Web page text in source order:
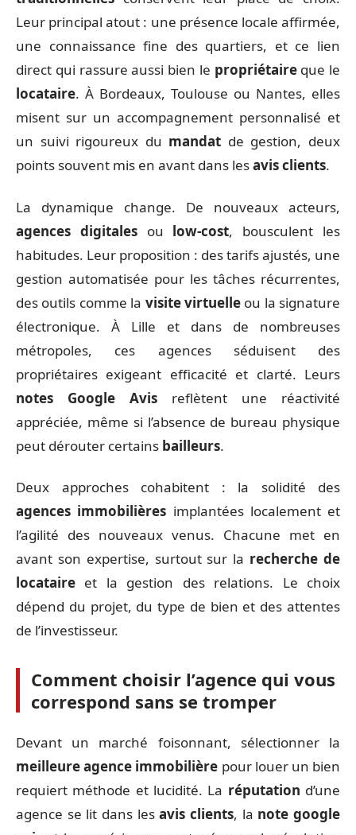
Leur principal atout : une présence locale affirmée,
une connaissance fine des quartiers, et ce lien
direct qui rassure aussi bien le propriétaireque le
locataire. À Bordeaux, Toulouse ou Nantes, elles
misent sur un accompagnement personnalisé et
un suivi rigoureux du mandat de gestion, deux
points souvent mis en avant dans lesavis clients.
La dynamique change. De nouveaux acteurs,
agences digitalesou low-cost, bousculent les
habitudes. Leur proposition : des tarifs ajustés, une
gestion automatisée pour les tâches récurrentes,
des outils comme la visite virtuelleou la signature
électronique. À Lille et dans de nombreuses
métropoles, ces agences séduisent des
propriétaires exigeant efficacité et clarté. Leurs
notes Google Avis reflètent une réactivité
appréciée, même si l’absence de bureau physique
peut dérouter certains bailleurs.
Deux approches cohabitent : la solidité des
agences immobilières implantées localement et
l’agilité des nouveaux venus. Chacune met en
avant son expertise, surtout sur la recherche de
locataire et la gestion des relations. Le choix
dépend du projet, du type de bien et des attentes
de l’investisseur.
Comment choisir l’agence qui vous
correspond sans se tromper
Devant un marché foisonnant, sélectionner la
meilleure agence immobilière pour louer un bien
requiert méthode et lucidité. La réputation d’une
agence se lit dans lesavis clients, la note google